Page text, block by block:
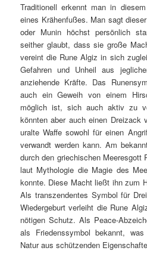
Traditionell erkennt man in
eines Krähenfußes. Man sagt
oder Munin höchst persönlich
seither glaubt, dass sie große
vereint die Rune Algiz in sich
Gefahren und Unheil aus
anziehende Kräfte. Das
auch ein Geweih von einem
möglich ist, sich auch aktiv zu
könnten aber auch einen Dreizack
uralte Waffe sowohl für einen
verwandt werden kann. Am
durch den griechischen Meeresgott
laut Mythologie die Magie des
konnte. Diese Macht ließt ihn zum
Als transzendentes Symbol für
Wiedergeburt verleiht die Rune
nötigen Schutz. Als Peace-
als Friedenssymbol bekannt,
Natur aus schützenden